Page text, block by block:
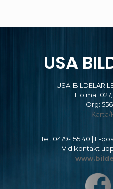
USA
USA-BILDELAR
Holma
Org:
Karta/
Tel. 0479-155 40 | E-
Vid kontakt